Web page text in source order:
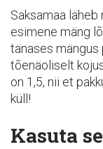
Saksamaa
esimene mäng
tänases mängus
tõenäoliselt
on 1,5, nii et
küll!
Kasuta